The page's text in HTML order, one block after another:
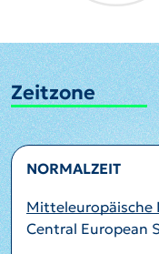
Zeitzone
NORMALZEIT
Mitteleuropäische
Central European